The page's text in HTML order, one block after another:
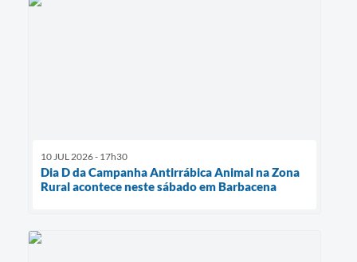
10 JUL 2026 - 17h30
Dia D da Campanha Antirrábica Animal na Zona
Rural acontece neste sábado em Barbacena